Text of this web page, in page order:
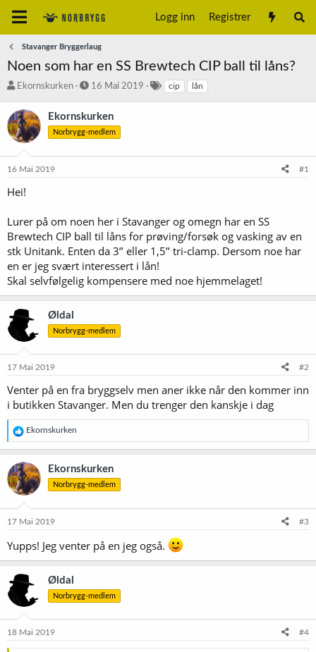
Logg inn Registrer
Stavanger Bryggerlaug
Noen som har en SS Brewtech CIP ball til låns?
T
å
d
s
r
e
Ekornskurken
S
r
t
16 Mai 2019 cip lån
Ekornskurken
Norbrygg-medlem
16 Mai 2019 #1
Hei!
Lurer på om noen her i Stavanger og omegn har en SS
Brewtech CIP ball til låns for prøving/forsøk og vasking av en
stk Unitank. Enten da 3’’ eller 1,5’’ tri-clamp. Dersom noe har
en er jeg svært interessert i lån!
Skal selvfølgelig kompensere med noe hjemmelaget!
Øldal
Norbrygg-medlem
17 Mai 2019 #2
Venter på en fra bryggselv men aner ikke når den kommer inn
i butikken Stavanger. Men du trenger den kanskje i dag
R
e
a
k
s
j
o
e
Ekornskurken
Ekornskurken
Norbrygg-medlem
17 Mai 2019 #3
Yupps! Jeg venter på en jeg også.
Øldal
Norbrygg-medlem
18 Mai 2019 #4